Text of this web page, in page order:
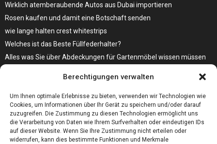
Berechtigungen verwalten
Um Ihnen optimale Erlebnisse zu bieten, verwenden wir Technologien wie
Cookies, um Informationen über Ihr Gerät zu speichern und/oder darauf
zuzugreifen. Die Zustimmung zu diesen Technologien ermöglicht uns
die Verarbeitung von Daten wie Ihrem Surfverhalten oder eindeutigen IDs
auf dieser Website. Wenn Sie Ihre Zustimmung nicht erteilen oder
widerrufen, kann dies bestimmte Funktionen und Merkmale
Wirklich atemberaubende Autos aus Dubai importieren
Rosen kaufen und damit eine Botschaft senden
wie lange halten crest whitestrips
Welches ist das Beste Füllfederhalter?
Alles was Sie über Abdeckungen für Gartenmöbel wissen müssen
Bare Metal Server?